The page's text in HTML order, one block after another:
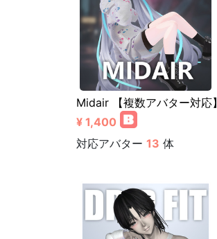
Midair 【複数アバター対応】
¥ 1,400
対応アバター 13 体